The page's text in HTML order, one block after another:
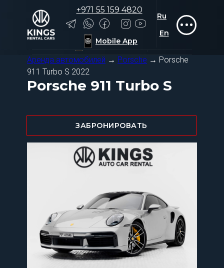
+971 55 159 4820
En
Ru
Mobile App
+971 55 159 4820
En
Ru
Mobile App
Rolls-Royce Zeekr
Rolls-Royce Zeekr
Porsche 911 Turbo S
Аренда автомобилей → Porsche → Porsche
911 Turbo S 2022
ЗАБРОНИРОВАТЬ